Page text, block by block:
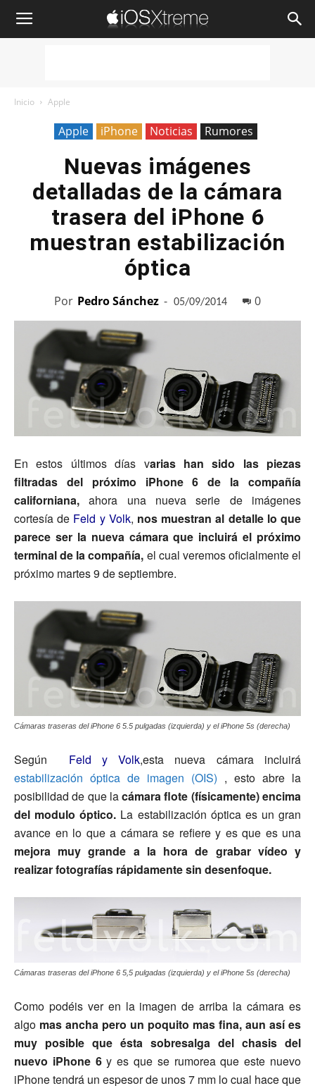
iOSXtreme
Inicio Apple
Apple iPhone Noticias Rumores
Nuevas imágenes
detalladas de la cámara
trasera del iPhone 6
muestran estabilización
óptica
Por Pedro Sánchez - 05/09/2014 0
En estos últimos días varias han sido las piezas
filtradas del próximo iPhone 6 de la compañía
californiana, ahora una nueva serie de imágenes
cortesía de Feld y Volk, nos muestran al detalle lo que
parece ser la nueva cámara que incluirá el próximo
terminal de la compañía, el cual veremos oficialmente el
próximo martes 9 de septiembre.
Cámaras traseras del iPhone 6 5.5 pulgadas (izquierda) y el iPhone 5s (derecha)
Según Feld y Volk,esta nueva cámara incluirá
estabilización óptica de imagen (OIS) , esto abre la
posibilidad de que lacámara flote (físicamente) encima
del modulo óptico. La estabilización óptica es un gran
avance en lo que a cámara se refiere y es que es una
mejora muy grande a la hora de grabar vídeo y
realizar fotografías rápidamente sin desenfoque.
Cámaras traseras del iPhone 6 5,5 pulgadas (izquierda) y el iPhone 5s (derecha)
Como podéis ver en la imagen de arriba la cámara es
algo mas ancha pero un poquito mas fina, aun así es
muy posible que ésta sobresalga del chasis del
nuevo iPhone 6y es que se rumorea que este nuevo
iPhone tendrá un espesor de unos 7 mm lo cual hace que